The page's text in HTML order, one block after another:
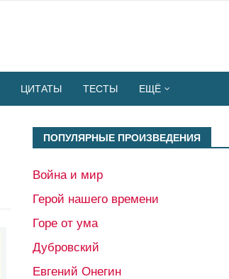
ЦИТАТЫ ТЕСТЫ ЕЩЁ
ПОПУЛЯРНЫЕ ПРОИЗВЕДЕНИЯ
Война и мир
Герой нашего времени
Горе от ума
Дубровский
Евгений Онегин